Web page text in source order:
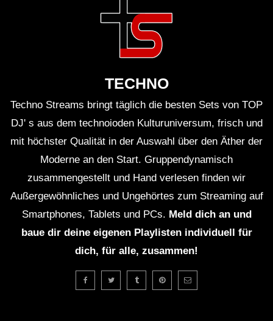
TECHNO
Techno Streams bringt täglich die besten Sets von TOP
DJ' s aus dem technoioden Kulturuniversum, frisch und
mit höchster Qualität in der Auswahl über den Äther der
Moderne an den Start. Gruppendynamisch
zusammengestellt und Hand verlesen finden wir
Außergewöhnliches und Ungehörtes zum Streaming auf
Smartphones, Tablets und PCs. Meld dich an und
baue dir deine eigenen Playlisten individuell für
dich, für alle, zusammen!